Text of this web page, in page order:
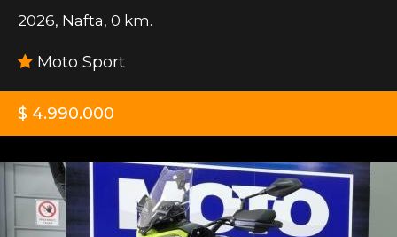
2026, Nafta, 0 km.
Moto Sport
$ 4.990.000